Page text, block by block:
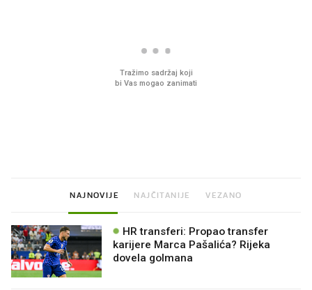
NAJNOVIJE NAJČITANIJE VEZANO
HR transferi: Propao transfer
karijere Marca Pašalića? Rijeka
dovela golmana